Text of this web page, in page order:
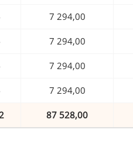
7 294,00
7 294,00
7 294,00
7 294,00
87 528,00